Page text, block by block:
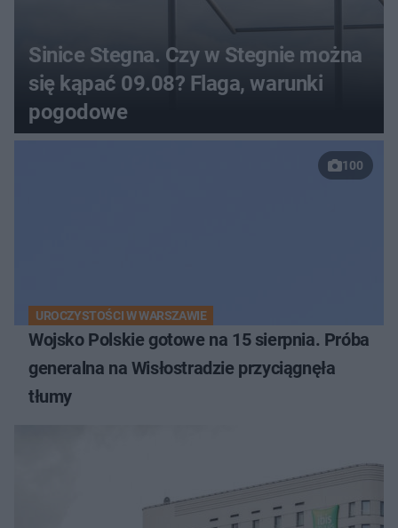
Sinice Stegna. Czy w Stegnie można
się kąpać 09.08? Flaga, warunki
pogodowe
100
UROCZYSTOŚCI W WARSZAWIE
Wojsko Polskie gotowe na 15 sierpnia. Próba
generalna na Wisłostradzie przyciągnęła
tłumy